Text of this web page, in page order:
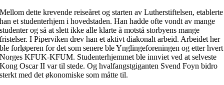
Mellom dette krevende reiseåret og starten av Lutherstiftelsen, etablerte
han et studenterhjem i hovedstaden. Han hadde ofte vondt av mange
studenter og så at slett ikke alle klarte å motstå storbyens mange
fristelser. I Piperviken drev han et aktivt diakonalt arbeid. Arbeidet her
ble forløperen for det som senere ble Ynglingeforeningen og etter hvert
Norges KFUK-KFUM. Studenterhjemmet ble innviet ved at selveste
Kong Oscar II var til stede. Og hvalfangstgiganten Svend Foyn bidro
sterkt med det økonomiske som måtte til.